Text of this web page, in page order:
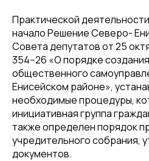
Практической
начало Решение Северо-
Совета депутатов от 25
354−26 «О порядке
общественного
Енисейском районе»,
необходимые процедуры,
инициативная группа
также определен порядок
учредительного собрания,
документов.